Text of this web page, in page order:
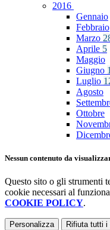
2016
Gennaio
Febbraio
Marzo
Aprile 5
Maggio
Giugno
Luglio
Agosto
Ottobre
Nessun contenuto da
Questo sito o gli strumenti
cookie necessari al
COOKIE POLICY.
Personalizza Rifiuta tutti i